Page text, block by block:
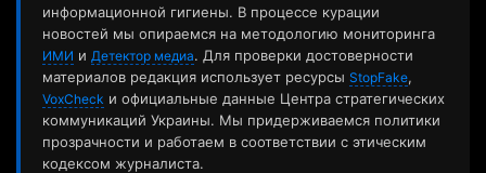
информационной гигиены. В процессе курации
новостей мы опираемся на методологию мониторинга
ИМИ и Детектор медиа. Для проверки достоверности
материалов редакция использует ресурсы StopFake,
VoxCheck и официальные данные Центра стратегических
коммуникаций Украины. Мы придерживаемся политики
прозрачности и работаем в соответствии с этическим
кодексом журналиста.